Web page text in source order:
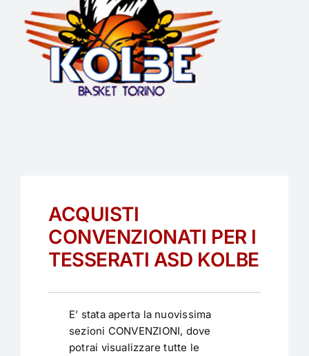
EVENTI
PARTNERS
ACQUISTI
CONVENZIONATI PER I
TESSERATI ASD KOLBE
E’ stata aperta la nuovissima
sezioni CONVENZIONI, dove
potrai visualizzare tutte le